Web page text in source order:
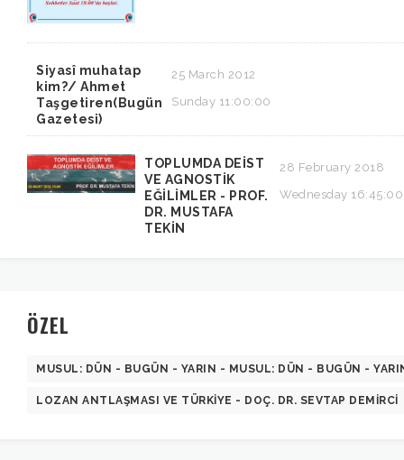
Siyasî muhatap
kim?/ Ahmet
Taşgetiren(Bugün
Gazetesi)
25 March 2012
Sunday 11:00:00
TOPLUMDA DEİST
VE AGNOSTİK
EĞİLİMLER - PROF.
DR. MUSTAFA
TEKİN
28 February 2018
Wednesday 16:45:00
ÖZEL
MUSUL: DÜN - BUGÜN - YARIN - MUSUL: DÜN - BUGÜN -
LOZAN ANTLAŞMASI VE TÜRKIYE - DOÇ. DR. SEVTAP DEMIRCI